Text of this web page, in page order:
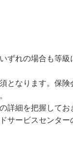
ずれの場合も等級
となります。保
詳細を把握してお
サービスセンタ